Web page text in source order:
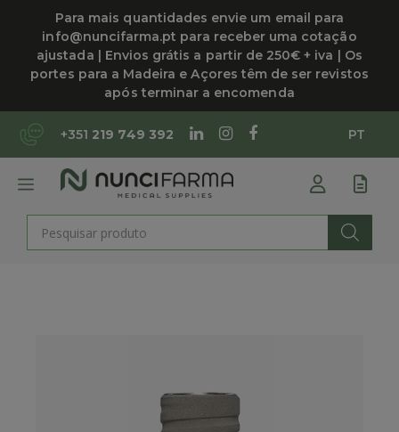
conteúdo
Para mais quantidades envie um email para
info@nuncifarma.pt para receber uma cotação
ajustada | Envios grátis a partir de 250€ + iva | Os
portes para a Madeira e Açores têm de ser revistos
após terminar a encomenda
+351 219 749 392 PT
MENU
Products
search